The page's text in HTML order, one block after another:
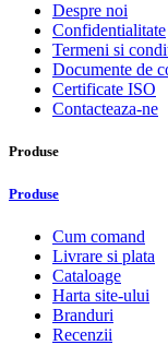
Despre noi
Confidentialitate
Termeni si
Documente de
Certificate ISO
Contacteaza-ne
Produse
Produse
Cum comand
Livrare si plata
Cataloage
Harta site-ului
Branduri
Recenzii